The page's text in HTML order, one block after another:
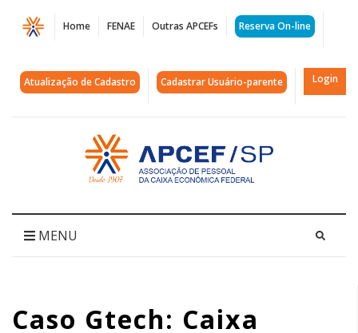
Página
Caso
Gtech:
funcionários
APCEF/SP
Home FENAE Outras APCEFs Reserva On-line
Atualização de Cadastro Cadastrar Usuário-parente Login
Acessar
página
inicial
MENU
Caso Gtech: Caixa